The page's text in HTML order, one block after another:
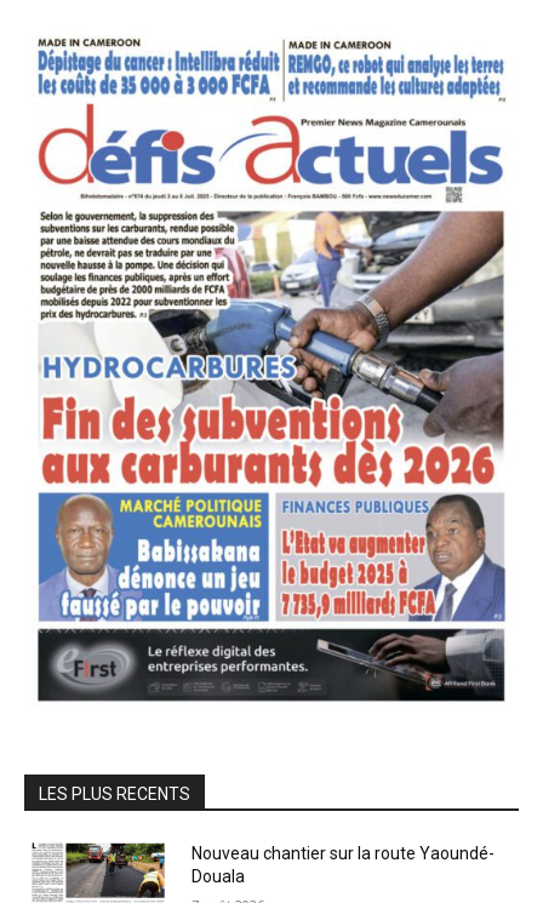
LES PLUS RECENTS
Nouveau chantier sur la route Yaoundé-
Douala